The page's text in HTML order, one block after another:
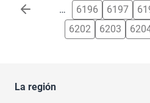
Paginación … 6196 6197
6202
6203
La región